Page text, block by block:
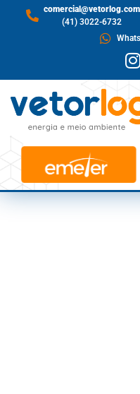
comercial@vetorlog.com
(41) 3022-6732